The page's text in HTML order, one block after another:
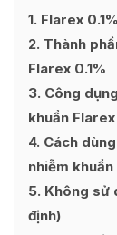
1 Flarex
2 Thành
Flarex 0.1%
3 Công
khuẩn Flarex
4 Cách
nhiễm khuẩn
5 Không sử
định)